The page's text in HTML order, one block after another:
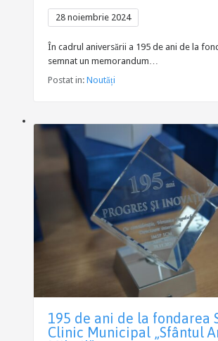
28 noiembrie 2024
În cadrul aniversării a 195 de ani de la
semnat un memorandum…
Postat in: Noutăți
195 de ani de la fondarea
Clinic Municipal „Sfântul